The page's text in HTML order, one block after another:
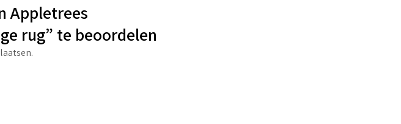
Appletrees
rug” te beoordelen